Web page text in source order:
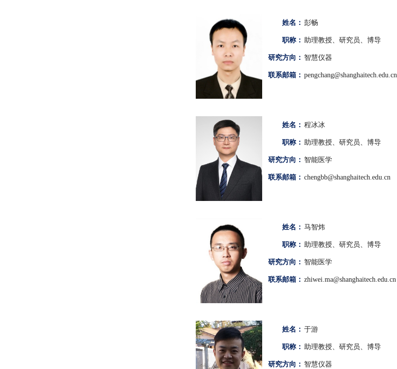
姓名： 彭畅
职称： 助理教授、研究员、博导
研究方向： 智慧仪器
联系邮箱： pengchang@shanghaitech.edu.cn
姓名： 程冰冰
职称： 助理教授、研究员、博导
研究方向： 智能医学
联系邮箱： chengbb@shanghaitech.edu.cn
姓名： 马智炜
职称： 助理教授、研究员、博导
研究方向： 智能医学
联系邮箱： zhiwei.ma@shanghaitech.edu.cn
姓名： 于游
职称： 助理教授、研究员、博导
研究方向： 智慧仪器